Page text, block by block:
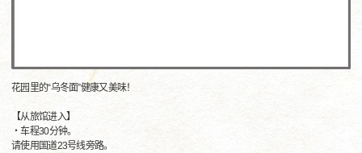
花园里的“乌冬面”健康又美味！
【从旅馆进入】
・车程30分钟。
请使用国道23号线旁路。